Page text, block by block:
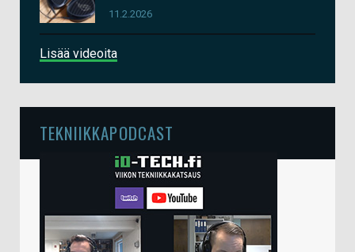
11.2.2026
Lisää videoita
TEKNIIKKAPODCAST